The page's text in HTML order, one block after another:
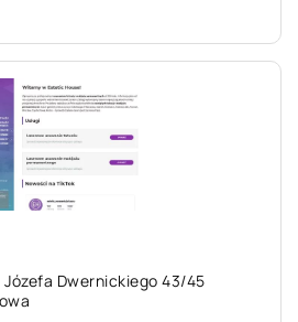
Józefa Dwernickiego 43/45